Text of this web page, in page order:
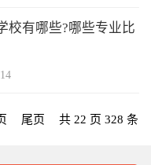
校有哪些?哪些专业比
尾页 共 22 页 328 条